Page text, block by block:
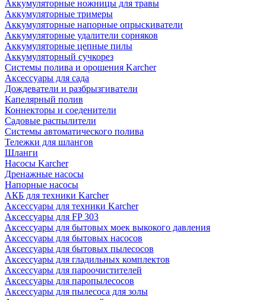
Аккумуляторные ножницы для травы
Аккумуляторные тримеры
Аккумуляторные напорные опрыскиватели
Аккумуляторные удалители сорняков
Аккумуляторные цепные пилы
Аккумуляторный сучкорез
Системы полива и орошения Karcher
Аксессуары для сада
Дождеватели и разбрызгиватели
Капелярный полив
Коннекторы и соеденители
Садовые распылители
Системы автоматического полива
Тележки для шлангов
Шланги
Насосы Karcher
Дренажные насосы
Напорные насосы
АКБ для техники Karcher
Аксессуары для техники Karcher
Аксессуары для FP 303
Аксессуары для бытовых моек выкокого давления
Аксессуары для бытовых насосов
Аксессуары для бытовых пылесосов
Аксессуары для гладильных комплектов
Аксессуары для пароочистителей
Аксессуары для паропылесосов
Аксессуары для пылесоса для золы